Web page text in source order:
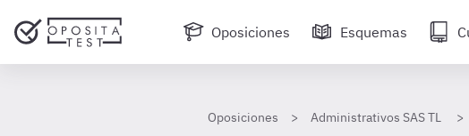
Oposiciones Esquemas
Oposiciones Administrativos SAS TL